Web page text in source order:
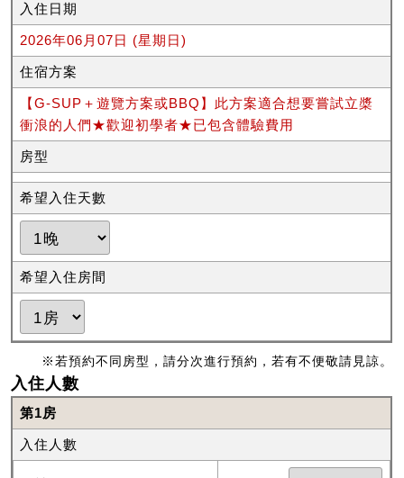
入住日期
2026年06月07日 (星期日)
住宿方案
【G-SUP＋遊覽方案或BBQ】此方案適合想要嘗試立槳
衝浪的人們★歡迎初學者★已包含體驗費用
房型
希望入住天數
希望入住房間
※若預約不同房型，請分次進行預約，若有不便敬請見諒。
入住人數
第1房
入住人數